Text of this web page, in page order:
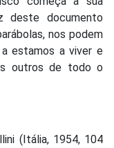
deste documento
nos podem
estamos a viver e
outros de todo o
(Itália, 1954, 104